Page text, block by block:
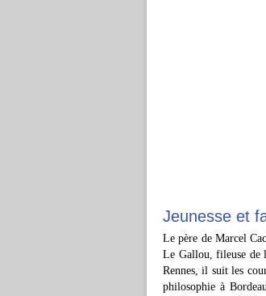
Jeunesse et
Le père de Marcel
Le Gallou, fileuse de
Rennes, il suit les
philosophie à